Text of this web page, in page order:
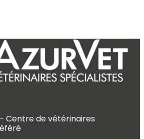
Centre de vétérinaires